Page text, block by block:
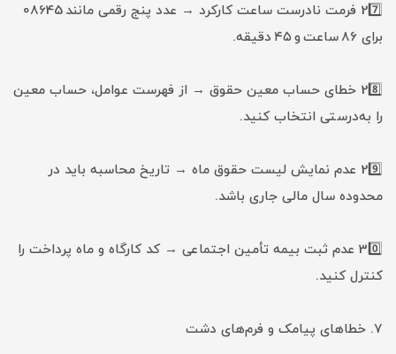
27️⃣ فرمت نادرست ساعت کارکرد → عدد پنج رقمی مانند 08645
برای ۸۶ ساعت و ۴۵ دقیقه.
28️⃣ خطای حساب معین حقوق → از فهرست عوامل، حساب معین
را به‌درستی انتخاب کنید.
29️⃣ عدم نمایش لیست حقوق ماه → تاریخ محاسبه باید در
محدوده سال مالی جاری باشد.
30️⃣ عدم ثبت بیمه تأمین اجتماعی → کد کارگاه و ماه پرداخت را
کنترل کنید.
۷. خطاهای پیامک و فرم‌های دشت